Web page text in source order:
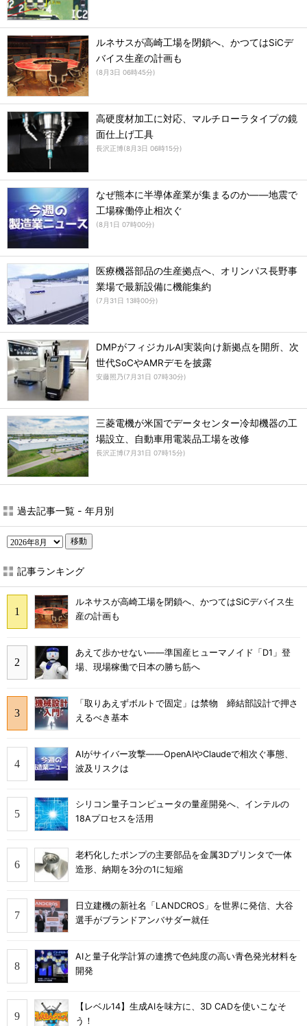
ルネサスが高崎工場を閉鎖へ、かつてはSiCデ
バイス生産の計画も
(8月3日 06時45分)
高硬度材加工に対応、マルチローラタイプの鏡
面仕上げ工具
長沢正博(8月3日 06時15分)
なぜ熊本に半導体産業が集まるのか――地震で
工場稼働停止相次ぐ
(8月1日 07時00分)
医療機器部品の生産拠点へ、オリンパス長野事
業場で最新設備に機能集約
(7月31日 13時00分)
DMPがフィジカルAI実装向け新拠点を開所、次
世代SoCやAMRデモを披露
安藤照乃(7月31日 07時30分)
三菱電機が米国でデータセンター冷却機器の工
場設立、自動車用電装品工場を改修
長沢正博(7月31日 07時15分)
過去記事一覧 - 年月別
移動
記事ランキング
ルネサスが高崎工場を閉鎖へ、かつてはSiCデバイス生
産の計画も
あえて歩かせない――準国産ヒューマノイド「D1」登
場、現場稼働で日本の勝ち筋へ
「取りあえずボルトで固定」は禁物 締結部設計で押さ
えるべき基本
AIがサイバー攻撃――OpenAIやClaudeで相次ぐ事態、
波及リスクは
シリコン量子コンピュータの量産開発へ、インテルの
18Aプロセスを活用
老朽化したポンプの主要部品を金属3Dプリンタで一体
造形、納期を3分の1に短縮
日立建機の新社名「LANDCROS」を世界に発信、大谷
選手がブランドアンバサダー就任
AIと量子化学計算の連携で色純度の高い青色発光材料を
開発
【レベル14】生成AIを味方に、3D CADを使いこなそ
う！